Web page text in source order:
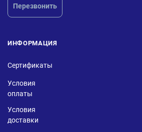
Перезвонить
ИНФОРМАЦИЯ
Сертификаты
Условия
оплаты
Условия
доставки